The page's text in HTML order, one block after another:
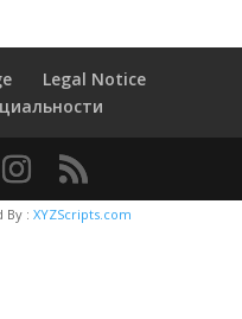
Legal Notice
By : XYZScripts.com